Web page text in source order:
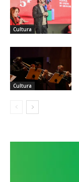
Cultura
Cultura